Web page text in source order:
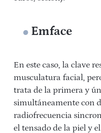
Emface
En este caso, la clave
musculatura facial,
trata de la primera y
simultáneamente con
radiofrecuencia
el tensado de la piel y